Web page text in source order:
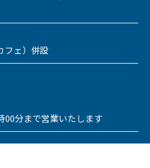
フェ）併設
分まで営業いたします